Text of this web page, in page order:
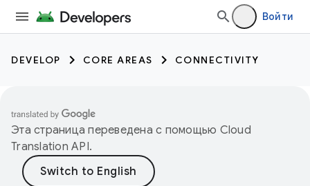
Войти
DEVELOP CORE AREAS CONNECTIVITY
Эта страница переведена с помощью Cloud
Translation API.